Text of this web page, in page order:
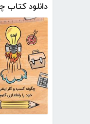
دانلود کتاب